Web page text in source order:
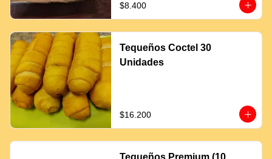
$8.400
Tequeños Coctel 30
Unidades
$16.200
Tequeños Premium (10